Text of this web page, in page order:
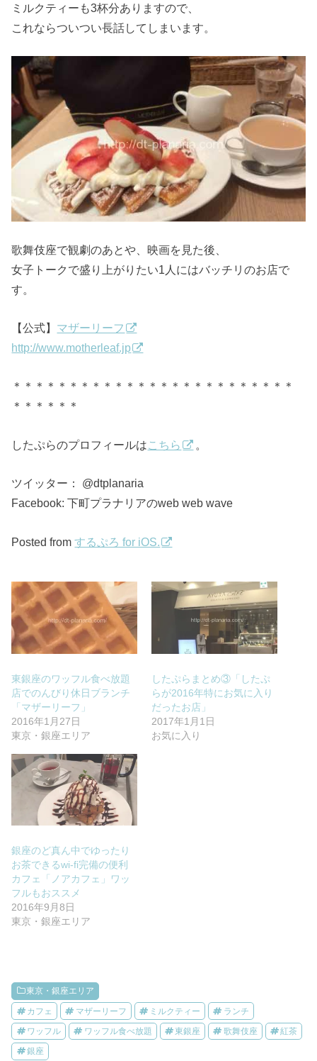
ミルクティーも3杯分ありますので、
これならついつい長話してしまいます。
歌舞伎座で観劇のあとや、映画を見た後、
女子トークで盛り上がりたい1人にはバッチリのお店で
す。
【公式】 マザーリーフ
http://www.motherleaf.jp
＊＊＊＊＊＊＊＊＊＊＊＊＊＊＊＊＊＊＊＊＊＊＊＊＊
＊＊＊＊＊＊
したぷらのプロフィールはこちら 。
ツイッター： @dtplanaria
Facebook: 下町プラナリアのweb web wave
Posted fromするぷろ for iOS.
東銀座のワッフル食べ放題
店でのんびり休日ブランチ
「マザーリーフ」
2016年1月27日
東京・銀座エリア
したぷらまとめ③「したぷ
らが2016年特にお気に入り
だったお店」
2017年1月1日
お気に入り
銀座のど真ん中でゆったり
お茶できるwi-fi完備の便利
カフェ「ノアカフェ」ワッ
フルもおススメ
2016年9月8日
東京・銀座エリア
東京・銀座エリア
カフェ マザーリーフ ミルクティー ランチ
ワッフル ワッフル食べ放題 東銀座 歌舞伎座 紅茶
銀座